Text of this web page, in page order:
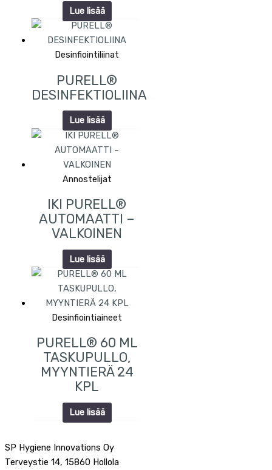
Lue lisää
Desinfiointiliinat
PURELL®
DESINFEKTIOLIINA
Lue lisää
Annostelijat
IKI PURELL®
AUTOMAATTI –
VALKOINEN
Lue lisää
Desinfiointiaineet
PURELL® 60 ML
TASKUPULLO,
MYYNTIERÄ 24
KPL
Lue lisää
SP Hygiene Innovations Oy
Terveystie 14, 15860 Hollola